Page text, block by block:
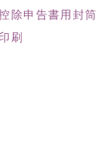
除申告書用封筒
刷